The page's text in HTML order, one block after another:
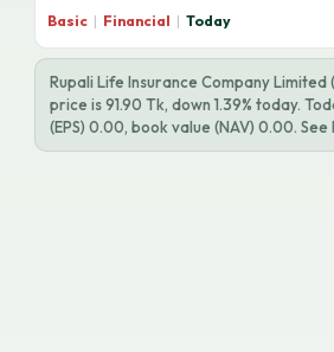
Basic | Financial | Today
Rupali Life Insurance Company Limited
price is 91.90 Tk, down 1.39% today.
(EPS) 0.00, book value (NAV) 0.00.